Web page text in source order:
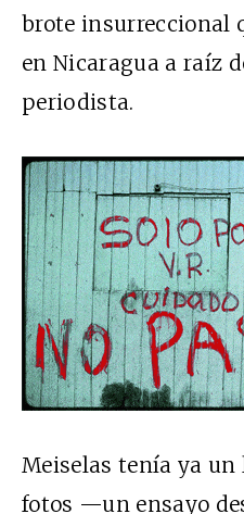
brote insurreccional
en Nicaragua a raíz
periodista.
Meiselas tenía ya
fotos —un ensayo